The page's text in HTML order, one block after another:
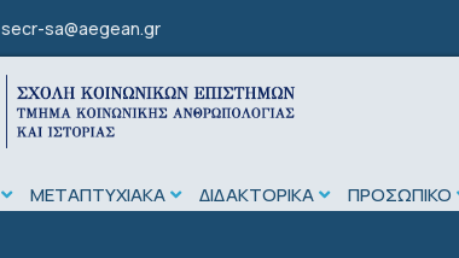
secr-sa@aegean.gr
ΜΕΤΑΠΤΥΧΙΑΚΑ ΔΙΔΑΚΤΟΡΙΚΑ ΠΡΟΣΩΠΙΚΟ